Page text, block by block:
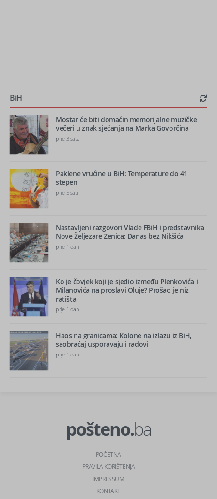
BiH
Mostar će biti domaćin memorijalne muzičke
večeri u znak sjećanja na Marka Govorčina
prije 3 sata
Paklene vrućine u BiH: Temperature do 41
stepen
prije 5 sati
Nastavljeni razgovori Vlade FBiH i predstavnika
Nove Željezare Zenica: Danas bez Nikšića
prije 1 dan
Ko je čovjek koji je sjedio između Plenkovića i
Milanovića na proslavi Oluje? Prošao je niz
ratišta
prije 1 dan
Haos na granicama: Kolone na izlazu iz BiH,
saobraćaj usporavaju i radovi
prije 1 dan
pošteno.ba
POČETNA
PRAVILA KORIŠTENJA
IMPRESSUM
KONTAKT